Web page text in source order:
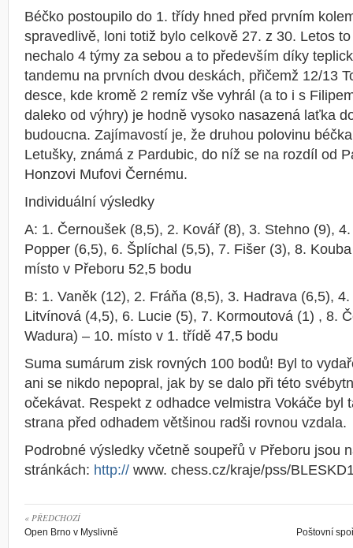
Béčko postoupilo do 1. třídy hned před prvním
spravedlivě, loni totiž bylo celkově 27. z 30. Letos
nechalo 4 týmy za sebou a to především díky
tandemu na prvních dvou deskách, přičemž 12/13
desce, kde kromě 2 remíz vše vyhrál (a to i s
daleko od výhry) je hodně vysoko nasazená laťka
budoucna. Zajímavostí je, že druhou polovinu
Letušky, známá z Pardubic, do níž se na rozdíl od
Honzovi Mufovi Černému.
Individuální výsledky
A: 1. Černoušek (8,5), 2. Kovář (8), 3. Stehno (9),
Popper (6,5), 6. Šplíchal (5,5), 7. Fišer (3), 8.
místo v Přeboru 52,5 bodu
B: 1. Vaněk (12), 2. Fráňa (8,5), 3. Hadrava (6,5),
Litvínová (4,5), 6. Lucie (5), 7. Kormoutová (1) , 8.
Wadura) – 10. místo v 1. třídě 47,5 bodu
Suma sumárum zisk rovných 100 bodů! Byl to
ani se nikdo nepopral, jak by se dalo při této
očekávat. Respekt z odhadce velmistra Vokáče byl
strana před odhadem většinou radši rovnou vzdala.
Podrobné výsledky včetně soupeřů v Přeboru jsou
stránkách: http:// www. chess.cz/kraje/pss/
« PŘEDCHOZÍ
Open Brno v Myslivně Poštovní